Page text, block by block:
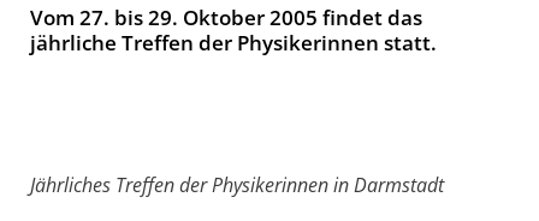
Vom 27. bis 29. Oktober 2005 findet das
jährliche Treffen der Physikerinnen statt.
Jährliches Treffen der Physikerinnen in Darmstadt